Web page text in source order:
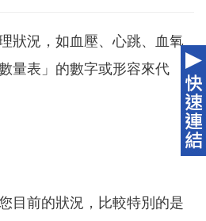
狀況，如血壓、心跳、血氧
量表」的數字或形容來代
目前的狀況，比較特別的是